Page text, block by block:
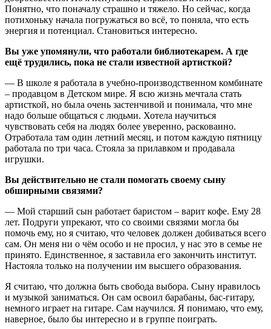
Понятно, что поначалу страшно и тяжело. Но сейчас, когда
потихоньку начала погружаться во всё, то поняла, что есть
энергия и потенциал. Становиться интересно.
Вы уже упомянули, что работали библиотекарем. А где
ещё трудились, пока не стали известной артисткой?
— В школе я работала в учебно-производственном комбинате
– продавцом в Детском мире. Я всю жизнь мечтала стать
артисткой, но была очень застенчивой и понимала, что мне
надо больше общаться с людьми. Хотела научиться
чувствовать себя на людях более уверенно, раскованно.
Отработала там один летний месяц, и потом каждую пятницу
работала по три часа. Стояла за прилавком и продавала
игрушки.
Вы действительно не стали помогать своему сыну
обширными связями?
— Мой старший сын работает баристом – варит кофе. Ему 28
лет. Подруги упрекают, что со своими связями могла бы
помочь ему, но я считаю, что человек должен добиваться всего
сам. Он меня ни о чём особо и не просил, у нас это в семье не
принято. Единственное, я заставила его закончить институт.
Настояла только на получении им высшего образования.
Я считаю, что должна быть свобода выбора. Сыну нравилось
и музыкой заниматься. Он сам освоил барабаны, бас-гитару,
немного играет на гитаре. Сам научился. Я понимаю, что ему,
наверное, было бы интересно и в группе поиграть.